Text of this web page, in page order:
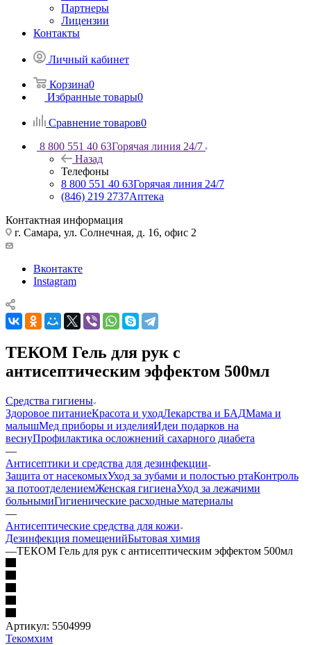
Партнеры
Лицензии
Контакты
Личный кабинет
Корзина0
Избранные товары0
Сравнение товаров0
8 800 551 40 63Горячая линия 24/7
Назад
Телефоны
8 800 551 40 63Горячая линия 24/7
(846) 219 2737Аптека
Контактная информация
г. Самара, ул. Солнечная, д. 16, офис 2
Вконтакте
Instagram
ТЕКОМ Гель для рук с
антисептическим эффектом 500мл
Средства гигиены
Здоровое питаниеКрасота и уходЛекарства и БАДМама и
малышМед приборы и изделияИдеи подарков на
веснуПрофилактика осложнений сахарного диабета
—
Антисептики и средства для дезинфекции
Защита от насекомыхУход за зубами и полостью ртаКонтроль
за потоотделениемЖенская гигиенаУход за лежачими
больнымиГигиенические расходные материалы
—
Антисептические средства для кожи
Дезинфекция помещенийБытовая химия
—ТЕКОМ Гель для рук с антисептическим эффектом 500мл
Артикул: 5504999
Текомхим